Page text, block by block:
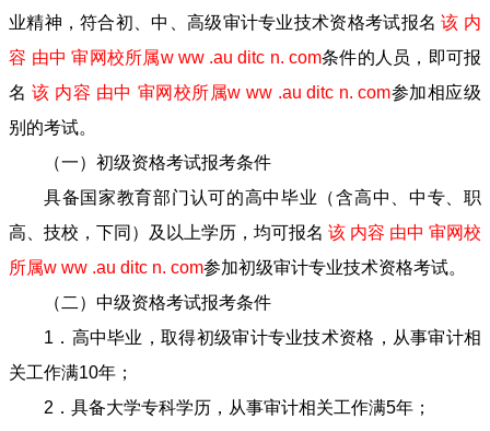
业精神，符合初、中、高级审计专业技术资格考试报名 该 内
容 由中 审网校所属w ww .au ditc n. com条件的人员，即可报
名 该 内容 由中 审网校所属w ww .au ditc n. com参加相应级
别的考试。
（一）初级资格考试报考条件
具备国家教育部门认可的高中毕业（含高中、中专、职
高、技校，下同）及以上学历，均可报名 该 内容 由中 审网校
所属w ww .au ditc n. com参加初级审计专业技术资格考试。
（二）中级资格考试报考条件
1．高中毕业，取得初级审计专业技术资格，从事审计相
关工作满10年；
2．具备大学专科学历，从事审计相关工作满5年；